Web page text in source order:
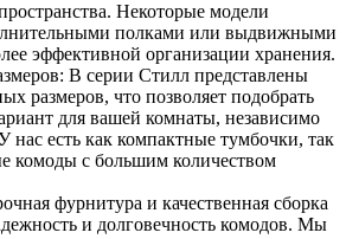
Некоторые модели
полками или выдвижными
эффективной организации хранения.
В серии Стилл представлены
размеров, что позволяет подобрать
для вашей комнаты, независимо
нас есть как компактные тумбочки, так
комоды с большим количеством
фурнитура и качественная сборка
и долговечность комодов. Мы